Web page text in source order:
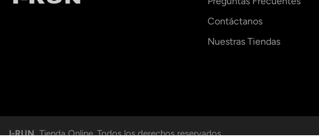
Contáctanos
Nuestras Tiendas
I-RUN.Tienda Online. Todos los derechos reservados.